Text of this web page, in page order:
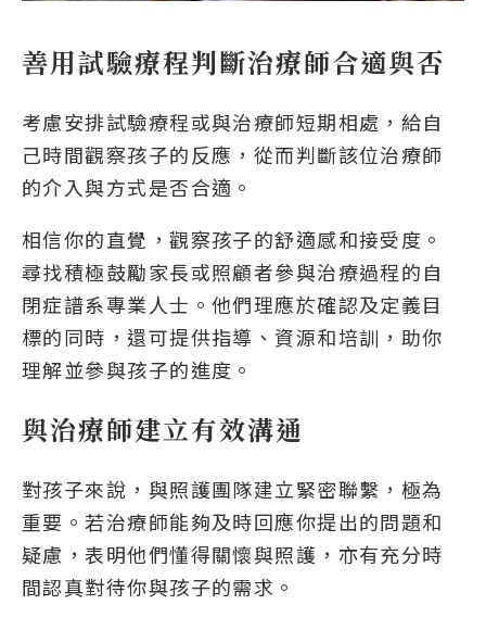
善用試驗療程判斷治療師合適與否
考慮安排試驗療程或與治療師短期相處，給自
己時間觀察孩子的反應，從而判斷該位治療師
的介入與方式是否合適。
相信你的直覺，觀察孩子的舒適感和接受度。
尋找積極鼓勵家長或照顧者參與治療過程的自
閉症譜系專業人士。他們理應於確認及定義目
標的同時，還可提供指導、資源和培訓，助你
理解並參與孩子的進度。
與治療師建立有效溝通
對孩子來說，與照護團隊建立緊密聯繫，極為
重要。若治療師能夠及時回應你提出的問題和
疑慮，表明他們懂得關懷與照護，亦有充分時
間認真對待你與孩子的需求。